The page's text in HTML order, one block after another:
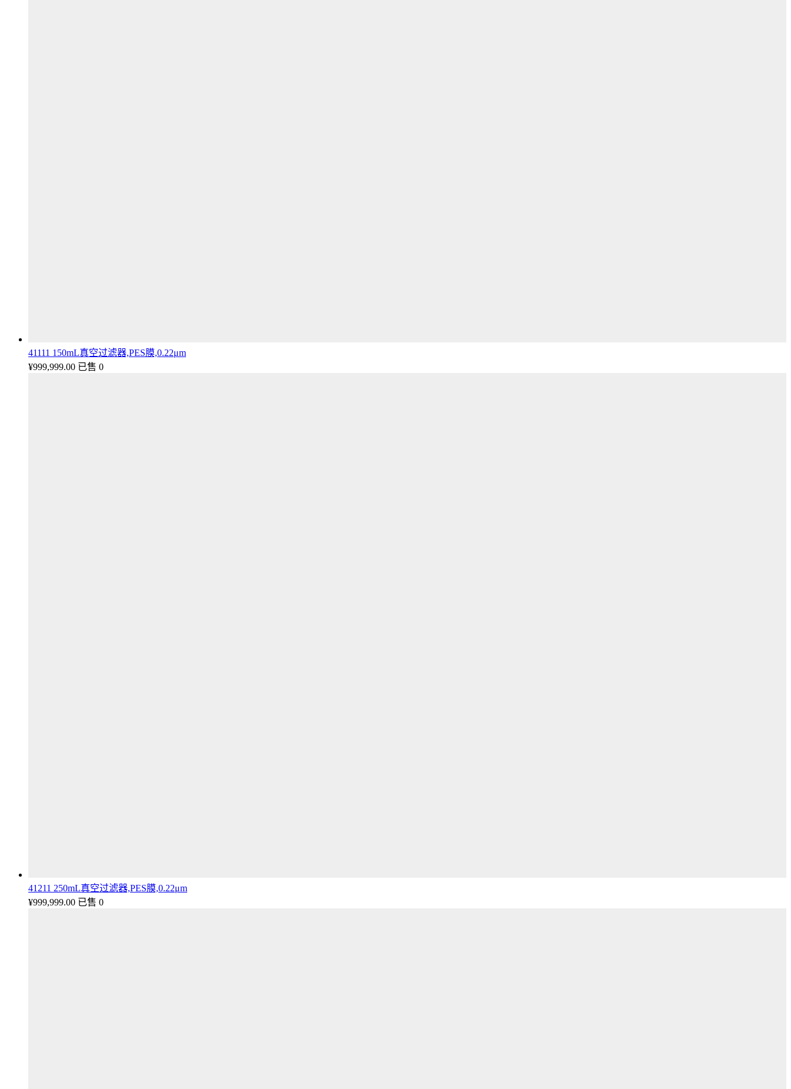
41111 150mL真空过滤器,PES膜,0.22μm
¥999,999.00 已售 0
41211 250mL真空过滤器,PES膜,0.22μm
¥999,999.00 已售 0